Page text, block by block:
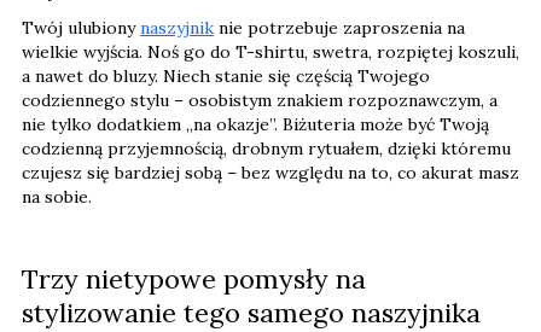
Twój ulubionynaszyjnik nie potrzebuje zaproszenia na
wielkie wyjścia. Noś go do T-shirtu, swetra, rozpiętej koszuli,
a nawet do bluzy. Niech stanie się częścią Twojego
codziennego stylu – osobistym znakiem rozpoznawczym, a
nie tylko dodatkiem „na okazje”. Biżuteria może być Twoją
codzienną przyjemnością, drobnym rytuałem, dzięki któremu
czujesz się bardziej sobą – bez względu na to, co akurat masz
na sobie.
Trzy nietypowe pomysły na
stylizowanie tego samego naszyjnika